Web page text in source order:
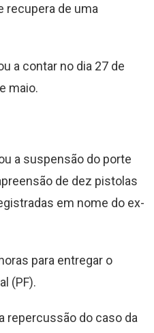
recupera de uma
a contar no dia 27 de
maio.
a suspensão do porte
de dez pistolas
em nome do ex-
para entregar o
(PF).
repercussão do caso da